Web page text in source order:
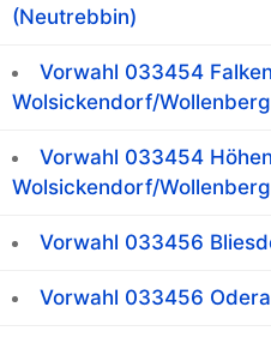
(Neutrebbin)
Vorwahl 033454
Wolsickendorf/
Vorwahl 033454
Wolsickendorf/
Vorwahl 033456
Vorwahl 033456